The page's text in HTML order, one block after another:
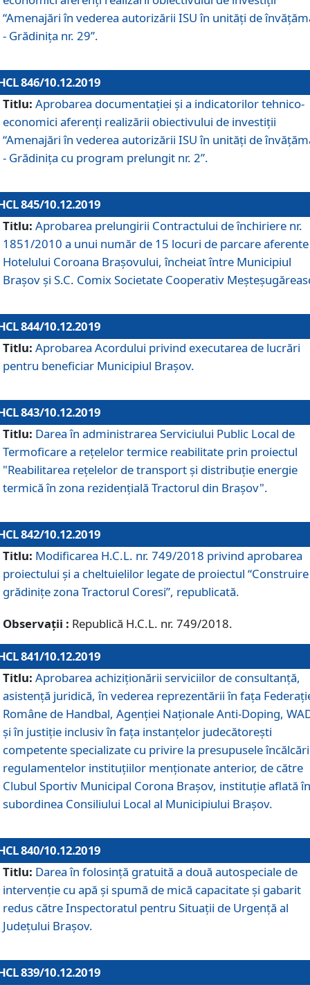
“Amenajări în vederea autorizării ISU în unități de
- Grădinița nr. 29”.
846/10.12.2019
Titlu: Aprobarea documentației și a indicatorilor tehnico-
economici aferenți realizării obiectivului de investiții
“Amenajări în vederea autorizării ISU în unități de
- Grădinița cu program prelungit nr. 2”.
845/10.12.2019
Titlu: Aprobarea prelungirii Contractului de închiriere nr.
1851/2010 a unui număr de 15 locuri de parcare aferente
Hotelului Coroana Brașovului, încheiat între Municipiul
Braşov şi S.C. Comix Societate Cooperativ
844/10.12.2019
Titlu: Aprobarea Acordului privind executarea de lucrări
pentru beneficiar Municipiul Brașov.
843/10.12.2019
Titlu: Darea în administrarea Serviciului Public Local de
Termoficare a rețelelor termice reabilitate prin proiectul
"Reabilitarea reţelelor de transport şi distribuţie energie
termică în zona rezidenţială Tractorul din Braşov".
842/10.12.2019
Titlu: Modificarea H.C.L. nr. 749/2018 privind aprobarea
proiectului și a cheltuielilor legate de proiectul “Construire
grădinițe zona Tractorul Coresi”, republicată.
Observații : Republică H.C.L. nr. 749/2018.
841/10.12.2019
Titlu: Aprobarea achiziționării serviciilor de consultanță,
asistență juridică, în vederea reprezentării în fața
Române de Handbal, Agenției Naționale Anti-Doping,
și în justiție inclusiv în fața instanțelor judecătorești
competente specializate cu privire la presupusele
regulamentelor instituțiilor menționate anterior, de către
Clubul Sportiv Municipal Corona Braşov, instituție aflată în
subordinea Consiliului Local al Municipiului Brașov.
840/10.12.2019
Titlu: Darea în folosință gratuită a două autospeciale de
intervenție cu apă și spumă de mică capacitate și gabarit
redus către Inspectoratul pentru Situaţii de Urgenţă al
Judeţului Brașov.
839/10.12.2019